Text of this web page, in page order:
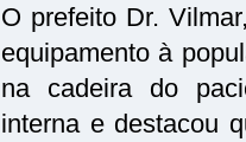
O prefeito Dr.
equipamento à
na cadeira do
interna e destacou